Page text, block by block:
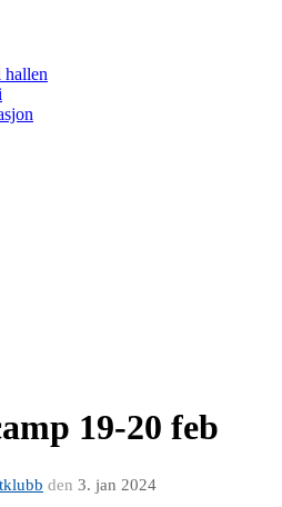
hallen
19-20 feb
den 3. jan 2024